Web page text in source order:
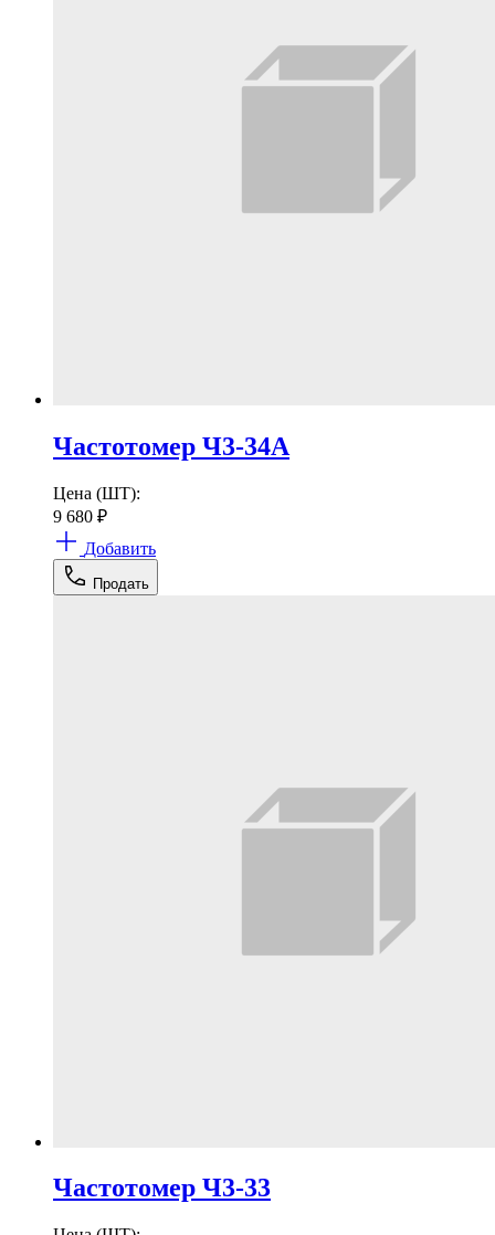
Частотомер Ч3-34А
Цена (ШТ):
9 680 ₽
Добавить
Продать
Частотомер Ч3-33